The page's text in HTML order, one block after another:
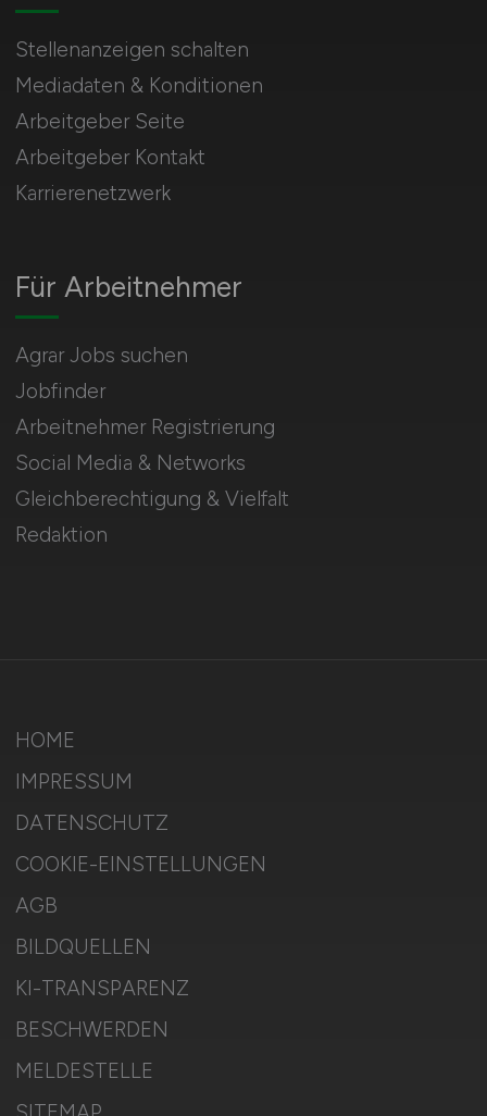
Für Arbeitnehmer
Agrar Jobs suchen
Jobfinder
Arbeitnehmer Registrierung
Social Media & Networks
Gleichberechtigung & Vielfalt
Redaktion
Stellenanzeigen schalten
Mediadaten & Konditionen
Arbeitgeber Seite
Arbeitgeber Kontakt
Karrierenetzwerk
HOME
IMPRESSUM
DATENSCHUTZ
COOKIE-EINSTELLUNGEN
AGB
BILDQUELLEN
KI-TRANSPARENZ
BESCHWERDEN
MELDESTELLE